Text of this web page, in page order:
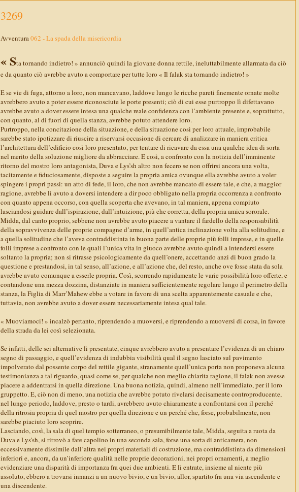
3269
Avventura062 - La spada della misericordia
« Sta tornando indietro! » annunciò quindi la giovane donna rettile, ineluttabilmente allarmata da ciò
e da quanto ciò avrebbe avuto a comportare per tutte loro « Il falak sta tornando indietro! »
E se vie di fuga, attorno a loro, non mancavano, laddove lungo le ricche pareti finemente ornate molte
avrebbero avuto a poter essere riconosciute le porte presenti; ciò di cui esse purtroppo lì difettavano
avrebbe avuto a dover essere intesa una qualche reale confidenza con l’ambiente presente e, soprattutto,
con quanto, al di fuori di quella stanza, avrebbe potuto attendere loro.
Purtroppo, nella concitazione della situazione, e della situazione così per loro attuale, improbabile
sarebbe stato ipotizzare di riuscire a riservarsi occasione di cercare di analizzare in maniera critica
l’architettura dell’edificio così loro presentato, per tentare di ricavare da essa una qualche idea di sorta
nel merito della soluzione migliore da abbracciare. E così, a confronto con la notizia dell’imminente
ritorno del mostro loro antagonista, Duva e Lys’sh altro non fecero se non offrirsi ancora una volta,
tacitamente e fiduciosamente, disposte a seguire la propria amica ovunque ella avrebbe avuto a voler
spingere i propri passi: un atto di fede, il loro, che non avrebbe mancato di essere tale, e che, a maggior
ragione, avrebbe lì avuto a doversi intendere a dir poco obbligato nella propria occorrenza a confronto
con quanto appena occorso, con quella scoperta che avevano, in tal maniera, appena compiuto
lasciandosi guidare dall’ispirazione, dall’intuizione, più che corretta, della propria amica sororale.
Midda, dal canto proprio, sebbene non avrebbe avuto piacere a vantare il fardello della responsabilità
della sopravvivenza delle proprie compagne d’arme, in quell’antica inclinazione volta alla solitudine, e
a quella solitudine che l’aveva contraddistinta in buona parte delle proprie più folli imprese, e in quelle
folli imprese a confronto con le quali l’unica vita in giuoco avrebbe avuto quindi a intendersi essere
soltanto la propria; non si ritrasse psicologicamente da quell’onere, accettando anzi di buon grado la
questione e prestandosi, in tal senso, all’azione, e all’azione che, del resto, anche ove fosse stata da sola
avrebbe avuto comunque a esserle propria. Così, scorrendo rapidamente le varie possibilità loro offerte, e
contandone una mezza dozzina, distanziate in maniera sufficientemente regolare lungo il perimetro della
stanza, la Figlia di Marr’Mahew ebbe a votare in favore di una scelta apparentemente casuale e che,
tuttavia, non avrebbe avuto a dover essere necessariamente intesa qual tale.
« Muoviamoci! » incalzò pertanto, riprendendo a muoversi, e riprendendo a muoversi di corsa, in favore
della strada da lei così selezionata.
Se infatti, delle sei alternative lì presentate, cinque avrebbero avuto a presentare l’evidenza di un chiaro
segno di passaggio, e quell’evidenza di indubbia visibilità qual il segno lasciato sul pavimento
impolverato dal possente corpo del rettile gigante, stranamente quell’unica porta non proponeva alcuna
testimonianza a tal riguardo, quasi come se, per qualche non meglio chiarita ragione, il falak non avesse
piacere a addentrarsi in quella direzione. Una buona notizia, quindi, almeno nell’immediato, per il loro
gruppetto. E, ciò non di meno, una notizia che avrebbe potuto rivelarsi decisamente controproducente,
nel lungo periodo, laddove, presto o tardi, avrebbero avuto chiaramente a confrontarsi con il perché
della ritrosia propria di quel mostro per quella direzione e un perché che, forse, probabilmente, non
sarebbe piaciuto loro scoprire.
Lasciando, così, la sala di quel tempio sotterraneo, o presumibilmente tale, Midda, seguita a ruota da
Duva e Lys’sh, si ritrovò a fare capolino in una seconda sala, forse una sorta di anticamera, non
eccessivamente dissimile dall’altra nei propri materiali di costruzione, ma contraddistinta da dimensioni
inferiori e, ancora, da un’inferiore qualità nelle proprie decorazioni, nei propri ornamenti, a meglio
evidenziare una disparità di importanza fra quei due ambienti. E lì entrate, insieme al niente più
assoluto, ebbero a trovarsi innanzi a un nuovo bivio, e un bivio, allor, spartito fra una via ascendente e
una discendente.